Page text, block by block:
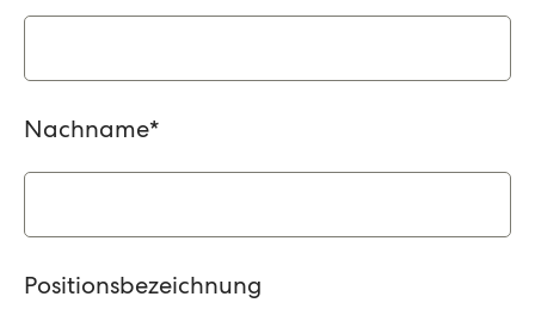
Nachname*
Positionsbezeichnung